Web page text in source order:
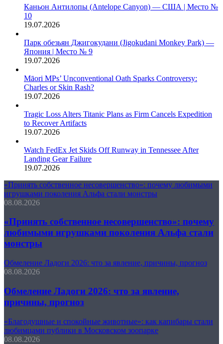
Каньон Антилопы (Antelope Canyon) — США | Место №
10
19.07.2026
Парк обезьян Джигокудани (Jigokudani Monkey Park) —
Япония | Место № 9
19.07.2026
Māori MPs’ Unconventional Oath Sparks Controversy:
Charles or Skin Rash?
19.07.2026
Tragic Loss Alters Titanic Plans as Firm Cancels Expedition
to Recover Artifacts
19.07.2026
Watch FedEx Jet Skids Off Runway in Tennessee After
Landing Gear Failure
19.07.2026
«Принять собственное несовершенство»: почему любимыми
игрушками поколения Альфа стали монстры
08.08.2026
«Принять собственное несовершенство»: почему
любимыми игрушками поколения Альфа стали
монстры
Обмеление Ладоги 2026: что за явление, причины, прогноз
08.08.2026
Обмеление Ладоги 2026: что за явление,
причины, прогноз
«Благодушные и спокойные животные»: как капибары стали
любимцами публики в Московском зоопарке
08.08.2026